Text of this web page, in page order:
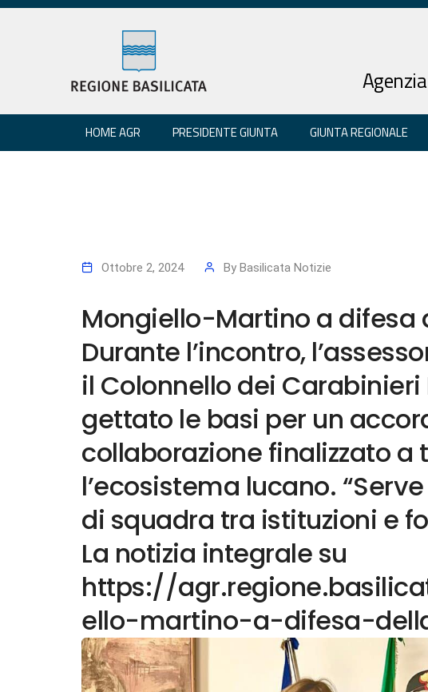
HOME AGR PRESIDENTE GIUNTA GIUNTA REGIONALE
Ottobre 2, 2024 By Basilicata Notizie
Mongiello-Martino a difesa
Durante l’incontro,
il Colonnello dei
gettato le basi per un
collaborazione finalizzato a
l’ecosistema lucano.
di squadra tra istituzioni e
La notizia integrale su
https://
ello-martino-a-difesa-